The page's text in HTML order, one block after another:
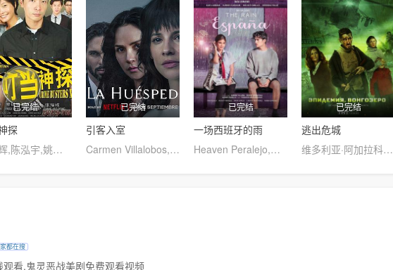
已完结
探
郑斌辉,陈泓宇,姚懿珊
已完结
引客入室
Carmen Villalobos,Laura Londoño,Jason Day,Víctor Mallarino,胡安·费尔南多·桑切斯
已完结
一场西班牙的雨
Heaven Peralejo,马可·加洛,Bea Binene
已完结
逃出危城
维多利亚·阿加拉科娃,维克多利亚·伊萨科娃,基里尔·卡罗,迪琳·麦乐迪,玛丽安娜·斯皮瓦克,Natalya Zemtsova
都在搜
看,鬼灵恶战美剧免费观看视频